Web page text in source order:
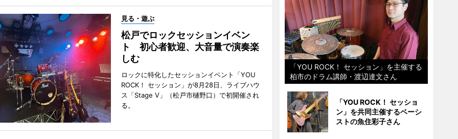
見る・遊ぶ
松戸でロックセッションイベン
ト 初心者歓迎、大音量で演奏楽
しむ
ロックに特化したセッションイベント「YOU
ROCK！ セッション」が8月28日、ライブハウ
ス「Stage V」（松戸市樋野口）で初開催され
る。
「YOU ROCK！ セッション」を主催する
柏市のドラム講師・渡辺達文さん
「YOU ROCK！ セッショ
ン」を共同主催するベーシ
ストの魚住彩子さん